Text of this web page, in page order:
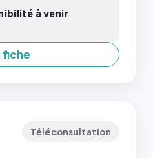
à venir
fiche
Téléconsultation